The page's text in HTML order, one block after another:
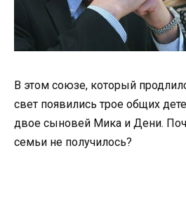
В этом союзе, который
свет появились трое общих
двое сыновей Мика и Дени.
семьи не получилось?